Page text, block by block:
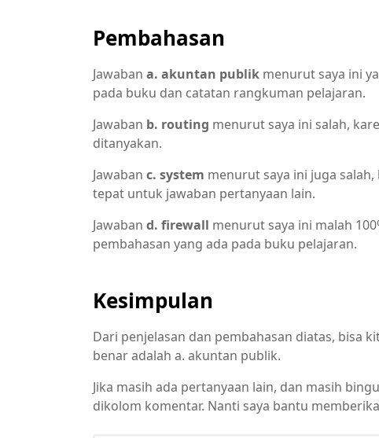
Pembahasan
Jawaban a. akuntan publik menurut saya ini
pada buku dan catatan rangkuman pelajaran.
Jawaban b. routing menurut saya ini salah,
ditanyakan.
Jawaban c. system menurut saya ini juga
tepat untuk jawaban pertanyaan lain.
Jawaban d. firewall menurut saya ini malah
pembahasan yang ada pada buku pelajaran.
Kesimpulan
Dari penjelasan dan pembahasan diatas, bisa
benar adalah a. akuntan publik.
Jika masih ada pertanyaan lain, dan masih
dikolom komentar. Nanti saya bantu